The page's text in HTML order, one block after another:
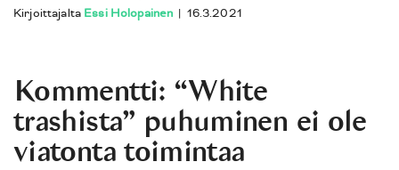
Kirjoittajalta Essi Holopainen | 16.3.2021
Kommentti: “White
trashista” puhuminen ei ole
viatonta toimintaa